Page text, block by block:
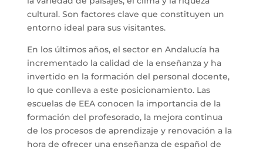
cultural. Son factores clave que constituyen un
entorno ideal para sus visitantes.
En los últimos años, el sector en Andalucía ha
incrementado la calidad de la enseñanza y ha
invertido en la formación del personal docente,
lo que conlleva a este posicionamiento. Las
escuelas de EEA conocen la importancia de la
formación del profesorado, la mejora continua
de los procesos de aprendizaje y renovación a la
hora de ofrecer una enseñanza de español de